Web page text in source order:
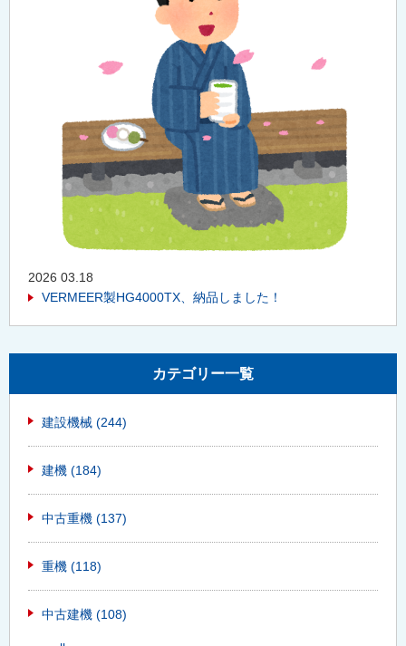
2026 03.18
VERMEER製HG4000TX、納品しました！
カテゴリー一覧
建設機械 (244)
建機 (184)
中古重機 (137)
重機 (118)
中古建機 (108)